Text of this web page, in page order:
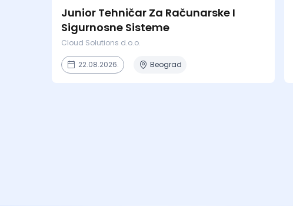
Junior Tehničar Za Računarske I
Sigurnosne Sisteme
Cloud Solutions d.o.o.
22.08.2026. Beograd